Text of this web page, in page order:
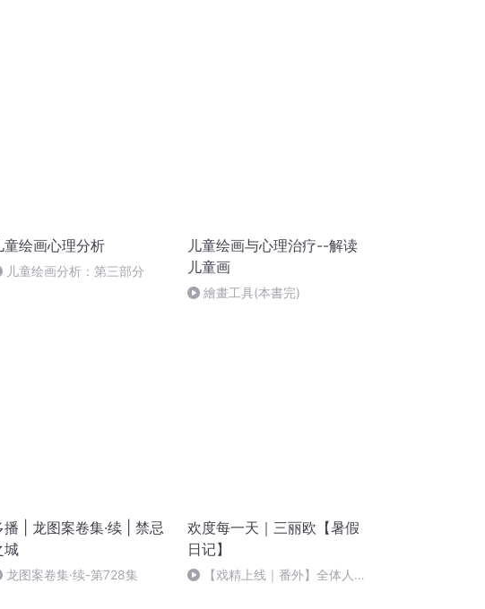
童绘画心理分析
儿童绘画分析：第三部分
儿童绘画与心理治疗--解读
儿童画
繪畫工具(本書完)
播 | 龙图案卷集·续 | 禁忌
城
龙图案卷集·续-第728集
欢度每一天｜三丽欧【暑假
日记】
【戏精上线｜番外】全体人物